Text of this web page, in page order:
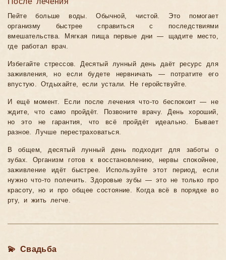
Пейте больше воды. Обычной, чистой. Это помогает
организму быстрее справиться с последствиями
вмешательства. Мягкая пища первые дни — щадите место,
где работал врач.
Избегайте стрессов. Десятый лунный день даёт ресурс для
заживления, но если будете нервничать — потратите его
впустую. Отдыхайте, если устали. Не геройствуйте.
И ещё момент. Если после лечения что-то беспокоит — не
ждите, что само пройдёт. Позвоните врачу. День хороший,
но это не гарантия, что всё пройдёт идеально. Бывает
разное. Лучше перестраховаться.
В общем, десятый лунный день подходит для заботы о
зубах. Организм готов к восстановлению, нервы спокойнее,
заживление идёт быстрее. Используйте этот период, если
нужно что-то полечить. Здоровые зубы — это не только про
красоту, но и про общее состояние. Когда всё в порядке во
рту, и жить легче.
💫 Свадьба